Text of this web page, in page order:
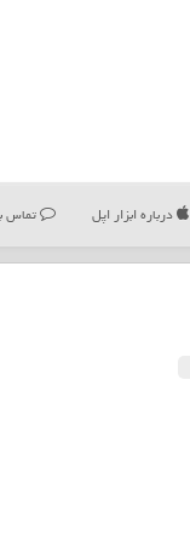
درباره ابزار اپل تماس